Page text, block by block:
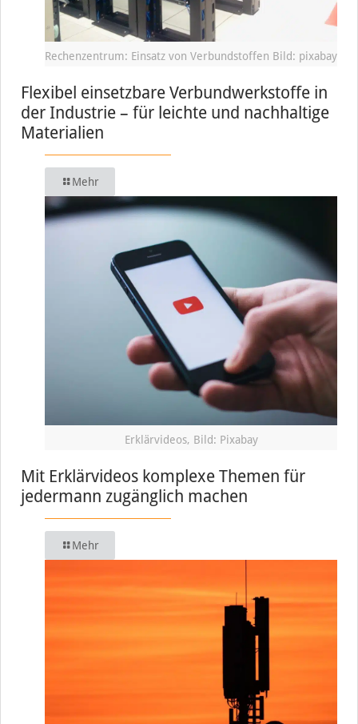
Rechenzentrum: Einsatz von Verbundstoffen Bild: pixabay
Flexibel einsetzbare Verbundwerkstoffe in
der Industrie – für leichte und nachhaltige
Materialien
Mehr
Erklärvideos, Bild: Pixabay
Mit Erklärvideos komplexe Themen für
jedermann zugänglich machen
Mehr